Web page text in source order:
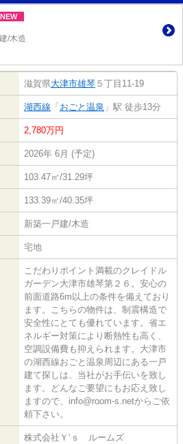
NEW
/木造
滋賀県大津市雄琴 ５丁目11-19
湖西線 「 おごと温泉 」駅 徒歩13分
2,780万円
2026年 6月 (予定)
103.47㎡/31.29坪
133.39㎡/40.35坪
新築一戸建/木造
宅地
こだわりポイント満載のクレイドル
ガーデン大津市雄琴第２６。安心の
前面道路6m以上の条件を備えており
ます。こちらの物件は、制震構造で
安全性にとても優れています。省エ
ネルギー対策により断熱性も高く、
空調設備費も抑えられます。大津市
の湖西線おごと温泉周辺にある一戸
建て探しは、当社がお手伝いを致し
ます。どんなご要望にもお応え致し
ますので、info@room-s.netからご依
頼下さい。
株式会社Ｙ‘ｓ ルームズ